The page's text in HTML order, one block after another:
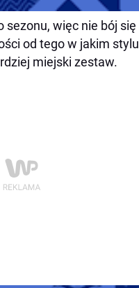
sezonu, więc nie bój
od tego w jakim
miejski zestaw.